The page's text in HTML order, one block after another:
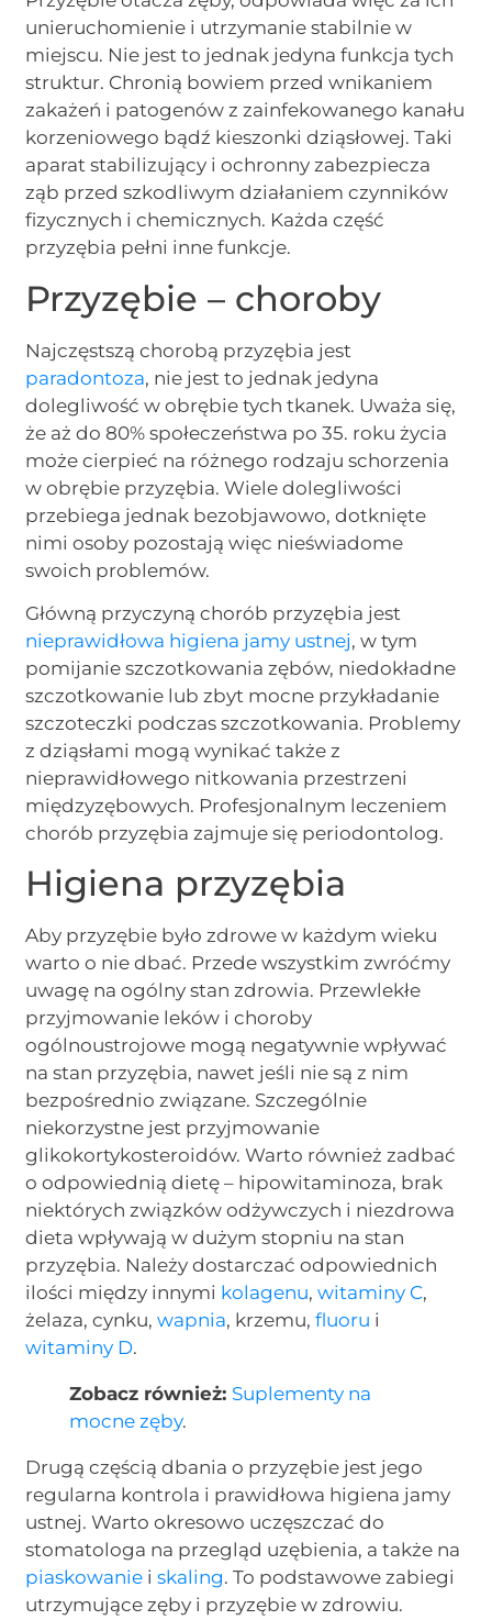
unieruchomienie i utrzymanie stabilnie w
miejscu. Nie jest to jednak jedyna funkcja tych
struktur. Chronią bowiem przed wnikaniem
zakażeń i patogenów z zainfekowanego kanału
korzeniowego bądź kieszonki dziąsłowej. Taki
aparat stabilizujący i ochronny zabezpiecza
ząb przed szkodliwym działaniem czynników
fizycznych i chemicznych. Każda część
przyzębia pełni inne funkcje.
Przyzębie – choroby
Najczęstszą chorobą przyzębia jest
paradontoza, nie jest to jednak jedyna
dolegliwość w obrębie tych tkanek. Uważa się,
że aż do 80% społeczeństwa po 35. roku życia
może cierpieć na różnego rodzaju schorzenia
w obrębie przyzębia. Wiele dolegliwości
przebiega jednak bezobjawowo, dotknięte
nimi osoby pozostają więc nieświadome
swoich problemów.
Główną przyczyną chorób przyzębia jest
nieprawidłowa higiena jamy ustnej, w tym
pomijanie szczotkowania zębów, niedokładne
szczotkowanie lub zbyt mocne przykładanie
szczoteczki podczas szczotkowania. Problemy
z dziąsłami mogą wynikać także z
nieprawidłowego nitkowania przestrzeni
międzyzębowych. Profesjonalnym leczeniem
chorób przyzębia zajmuje się periodontolog.
Higiena przyzębia
Aby przyzębie było zdrowe w każdym wieku
warto o nie dbać. Przede wszystkim zwróćmy
uwagę na ogólny stan zdrowia. Przewlekłe
przyjmowanie leków i choroby
ogólnoustrojowe mogą negatywnie wpływać
na stan przyzębia, nawet jeśli nie są z nim
bezpośrednio związane. Szczególnie
niekorzystne jest przyjmowanie
glikokortykosteroidów. Warto również zadbać
o odpowiednią dietę – hipowitaminoza, brak
niektórych związków odżywczych i niezdrowa
dieta wpływają w dużym stopniu na stan
przyzębia. Należy dostarczać odpowiednich
ilości między innymi kolagenu,witaminy C,
żelaza, cynku,wapnia, krzemu,fluoru i
witaminy D.
Zobacz również: Suplementy na
mocne zęby.
Drugą częścią dbania o przyzębie jest jego
regularna kontrola i prawidłowa higiena jamy
ustnej. Warto okresowo uczęszczać do
stomatologa na przegląd uzębienia, a także na
piaskowanie iskaling. To podstawowe zabiegi
utrzymujące zęby i przyzębie w zdrowiu.